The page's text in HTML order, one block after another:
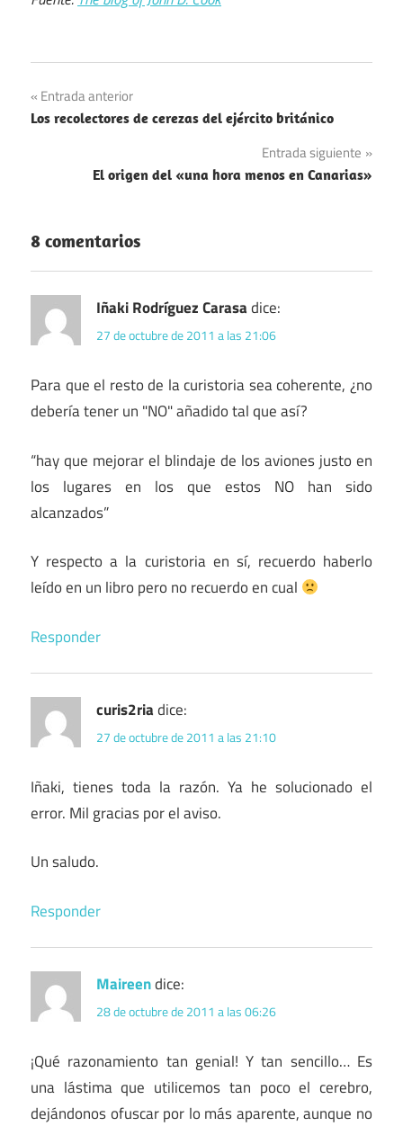
Navegación
de
entradas
Entrada anterior
Los recolectores de cerezas del ejército británico
Entrada siguiente
El origen del «una hora menos en Canarias»
8 comentarios
Iñaki Rodríguez Carasadice:
27 de octubre de 2011 a las 21:06
Para que el resto de la curistoria sea coherente, ¿no
debería tener un "NO" añadido tal que así?
“hay que mejorar el blindaje de los aviones justo en
los lugares en los que estos NO han sido
alcanzados”
Y respecto a la curistoria en sí, recuerdo haberlo
leído en un libro pero no recuerdo en cual
Responder
curis2riadice:
27 de octubre de 2011 a las 21:10
Iñaki, tienes toda la razón. Ya he solucionado el
error. Mil gracias por el aviso.
Un saludo.
Responder
Maireendice:
28 de octubre de 2011 a las 06:26
¡Qué razonamiento tan genial! Y tan sencillo… Es
una lástima que utilicemos tan poco el cerebro,
dejándonos ofuscar por lo más aparente, aunque no